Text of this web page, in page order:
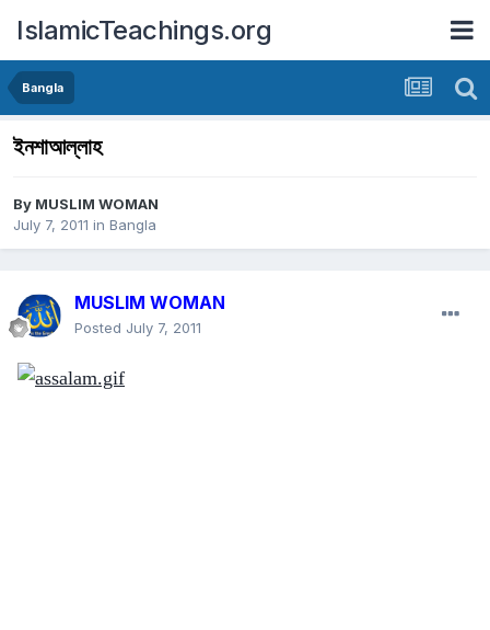
IslamicTeachings.org
Bangla
ইনশাআল্লাহ
By MUSLIM WOMAN
July 7, 2011 in Bangla
MUSLIM WOMAN
Posted July 7, 2011